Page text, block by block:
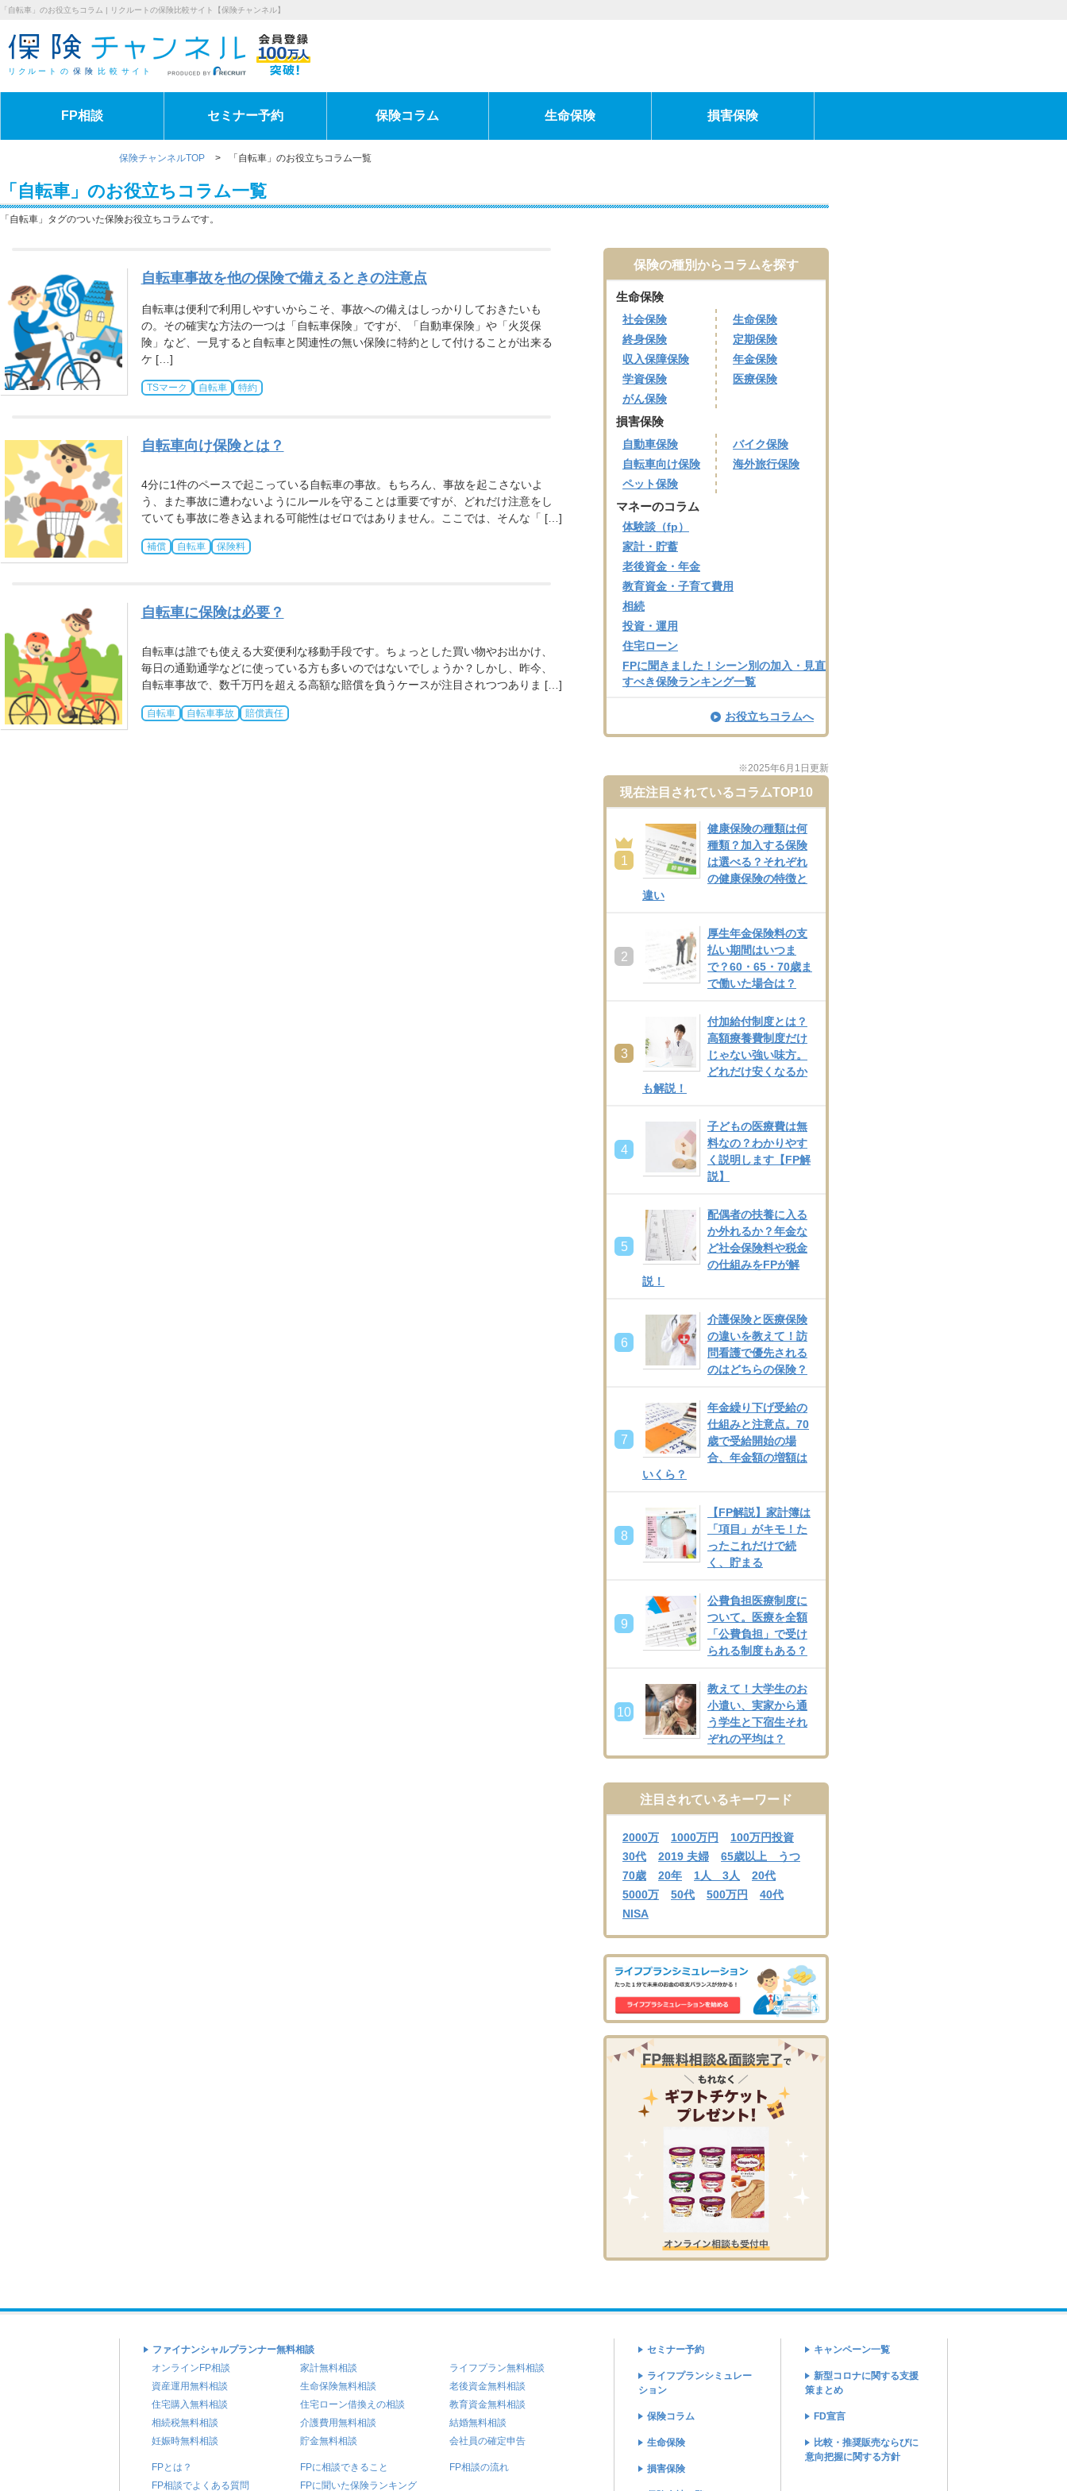
「自転車」のお役立ちコラム | リクルートの保険比較サイト【保険チャンネル】
リクルート の 保険 比較サイト
FP相談 セミナー予約 保険コラム 生命保険 損害保険
保険チャンネルTOP > 「自転車」のお役立ちコラム一覧
「自転車」のお役立ちコラム一覧
「自転車」タグのついた保険お役立ちコラムです。
自転車事故を他の保険で備えるときの注意点
自転車は便利で利用しやすいからこそ、事故への備えはしっかりしておきたいも
の。その確実な方法の一つは「自転車保険」ですが、「自動車保険」や「火災保
険」など、一見すると自転車と関連性の無い保険に特約として付けることが出来る
ケ […]
TSマーク 自転車 特約
自転車向け保険とは？
4分に1件のペースで起こっている自転車の事故。もちろん、事故を起こさないよ
う、また事故に遭わないようにルールを守ることは重要ですが、どれだけ注意をし
ていても事故に巻き込まれる可能性はゼロではありません。ここでは、そんな「 […]
補償 自転車 保険料
自転車に保険は必要？
自転車は誰でも使える大変便利な移動手段です。ちょっとした買い物やお出かけ、
毎日の通勤通学などに使っている方も多いのではないでしょうか？しかし、昨今、
自転車事故で、数千万円を超える高額な賠償を負うケースが注目されつつありま […]
自転車 自転車事故 賠償責任
保険の種別からコラムを探す
生命保険
社会保険
生命保険
終身保険
定期保険
収入保障保険
年金保険
学資保険
医療保険
がん保険
損害保険
自動車保険
バイク保険
自転車向け保険
海外旅行保険
ペット保険
マネーのコラム
体験談（fp）
家計・貯蓄
老後資金・年金
教育資金・子育て費用
相続
投資・運用
住宅ローン
FPに聞きました！シーン別の加入・見直
すべき保険ランキング一覧
お役立ちコラムへ
※2025年6月1日更新
現在注目されているコラムTOP10
1
健康保険の種類は何
種類？加入する保険
は選べる？それぞれ
の健康保険の特徴と
違い
2
厚生年金保険料の支
払い期間はいつま
で？60・65・70歳ま
で働いた場合は？
3
付加給付制度とは？
高額療養費制度だけ
じゃない強い味方。
どれだけ安くなるか
も解説！
4
子どもの医療費は無
料なの？わかりやす
く説明します【FP解
説】
5
配偶者の扶養に入る
か外れるか？年金な
ど社会保険料や税金
の仕組みをFPが解
説！
6
介護保険と医療保険
の違いを教えて！訪
問看護で優先される
のはどちらの保険？
7
年金繰り下げ受給の
仕組みと注意点。70
歳で受給開始の場
合、年金額の増額は
いくら？
8
【FP解説】家計簿は
「項目」がキモ！た
ったこれだけで続
く、貯まる
9
公費負担医療制度に
ついて。医療を全額
「公費負担」で受け
られる制度もある？
10
教えて！大学生のお
小遣い、実家から通
う学生と下宿生それ
ぞれの平均は？
注目されているキーワード
2000万 1000万円
100万円投資
30代
2019 夫婦
65歳以上 うつ
70歳
20年 1人 3人
20代
5000万
50代 500万円
40代
NISA
ファイナンシャルプランナー無料相談
オンラインFP相談
家計無料相談
ライフプラン無料相談
資産運用無料相談
生命保険無料相談
老後資金無料相談
住宅購入無料相談
住宅ローン借換えの相談
教育資金無料相談
相続税無料相談
介護費用無料相談
結婚無料相談
妊娠時無料相談
貯金無料相談 会社員の確定申告
FPとは？ FPに相談できること
FP相談の流れ
FP相談でよくある質問
FPに聞いた保険ランキング
セミナー予約
ライフプランシミュレー
ション
保険コラム
生命保険
損害保険
キャンペーン一覧
新型コロナに関する支援
策まとめ
FD宣言
比較・推奨販売ならびに
意向把握に関する方針